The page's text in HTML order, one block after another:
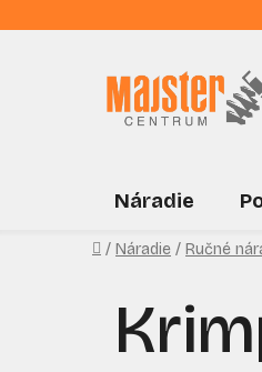
na
Náradie
Domov
/ Náradie / Ručné